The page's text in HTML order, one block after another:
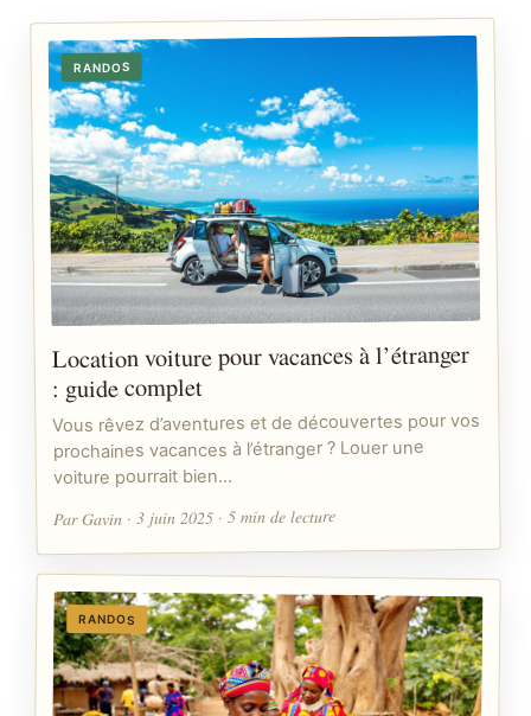
RANDOS
Location voiture pour vacances à l’étranger
: guide complet
Vous rêvez d’aventures et de découvertes pour vos
prochaines vacances à l’étranger ? Louer une
voiture pourrait bien…
Par Gavin · 3 juin 2025 · 5 min de lecture
RANDOS